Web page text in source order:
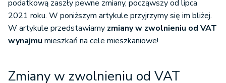
podatkową zaszły pewne zmiany, począwszy od lipca
2021 roku. W poniższym artykule przyjrzymy się im bliżej.
W artykule przedstawiamy zmiany w zwolnieniu od VAT
wynajmu mieszkań na cele mieszkaniowe!
Zmiany w zwolnieniu od VAT